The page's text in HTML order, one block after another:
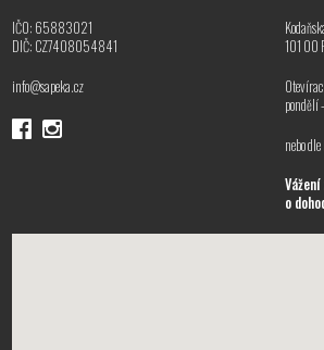
IČO: 65883021
DIČ: CZ7408054841
info@sapeka.cz
101 00
pondělí
nebo
o